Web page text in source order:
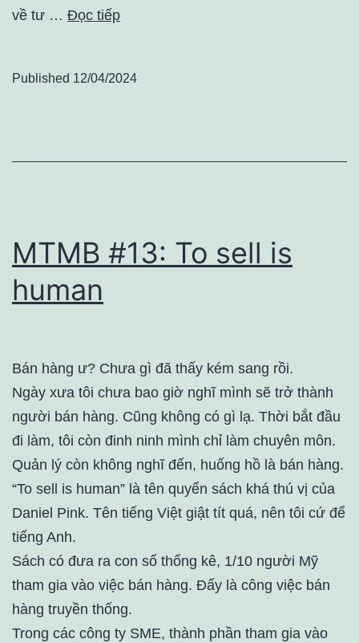
về tư … Đọc tiếp
Published 12/04/2024
MTMB #13: To sell is
human
Bán hàng ư? Chưa gì đã thấy kém sang rồi.
Ngày xưa tôi chưa bao giờ nghĩ mình sẽ trở thành
người bán hàng. Cũng không có gì lạ. Thời bắt đầu
đi làm, tôi còn đinh ninh mình chỉ làm chuyên môn.
Quản lý còn không nghĩ đến, huống hồ là bán hàng.
“To sell is human” là tên quyển sách khá thú vị của
Daniel Pink. Tên tiếng Việt giật tít quá, nên tôi cứ để
tiếng Anh.
Sách có đưa ra con số thống kê, 1/10 người Mỹ
tham gia vào việc bán hàng. Đấy là công việc bán
hàng truyền thống.
Trong các công ty SME, thành phần tham gia vào